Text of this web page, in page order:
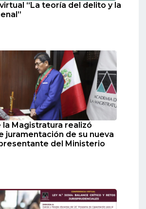
“La teoría del delito y la
Magistratura realizó
juramentación de su nueva
del Ministerio